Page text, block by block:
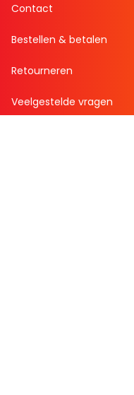
Contact
Bestellen & betalen
Retourneren
Veelgestelde vragen